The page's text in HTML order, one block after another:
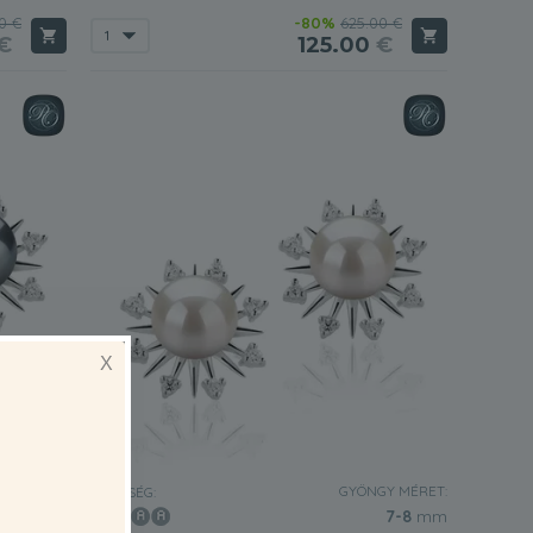
€ -80% 625.00 €
125.00 €
MINŐSÉG: GYÖNGY MÉRET:
7-8 mm
X